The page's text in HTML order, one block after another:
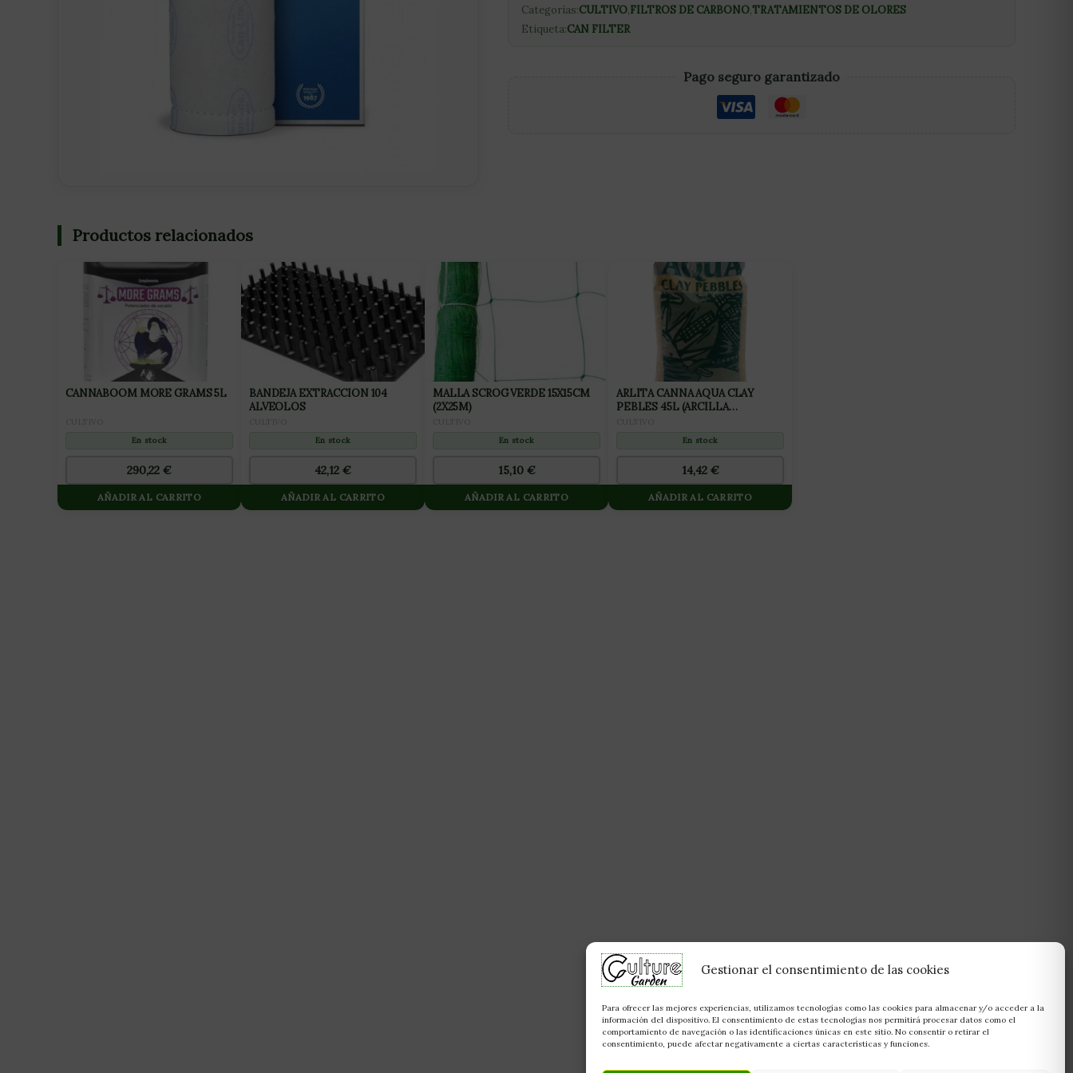
Gestionar el consentimiento de las cookies
Para ofrecer las mejores experiencias, utilizamos tecnologías como las cookies para almacenar y/o acceder a la
información del dispositivo. El consentimiento de estas tecnologías nos permitirá procesar datos como el
comportamiento de navegación o las identificaciones únicas en este sitio. No consentir o retirar el
consentimiento, puede afectar negativamente a ciertas características y funciones.
Categorías:CULTIVO,FILTROS DE CARBONO,TRATAMIENTOS DE OLORES
Etiqueta:CAN FILTER
Pago seguro garantizado
Productos relacionados
CANNABOOM MORE GRAMS 5L
En stock
290,22 €
AÑADIR AL CARRITO
BANDEJA EXTRACCION 104
ALVEOLOS
En stock
42,12 €
AÑADIR AL CARRITO
MALLA SCROG VERDE 15X15CM
(2X25M)
En stock
15,10 €
AÑADIR AL CARRITO
ARLITA CANNA AQUA CLAY
PEBLES 45L (ARCILLA
En stock
14,42 €
AÑADIR AL CARRITO